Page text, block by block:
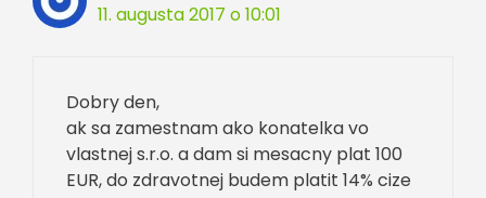
11. augusta 2017 o 10:01
Dobry den,
ak sa zamestnam ako konatelka vo
vlastnej s.r.o. a dam si mesacny plat 100
EUR, do zdravotnej budem platit 14% cize